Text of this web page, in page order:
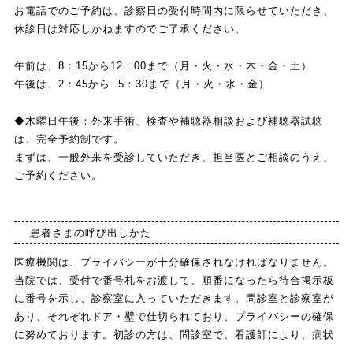
お電話でのご予約は、診察日の受付時間内に限らせていただき、
休診日は対応しかねますのでご了承ください。
午前は、8：15から12：00まで（月・火・水・木・金・土）
午後は、2：45から 5：30まで（月・火・水・金）
◆木曜日午後：外来手術、検査や補聴器相談および補聴器試聴
は、完全予約制です。
まずは、一般外来を受診していただき、担当医とご相談のうえ、
ご予約ください。
患者さまの呼び出しかた
医療機関は、プライバシーが十分確保されなければなりません。
当院では、受付で番号札をお渡して、順番になったら待合掲示板
に番号を示し、診察室に入っていただきます。問診室と診察室が
あり、それぞれドア・壁で仕切られており、プライバシーの確保
に努めております。初診の方は、問診室で、看護師により、病状